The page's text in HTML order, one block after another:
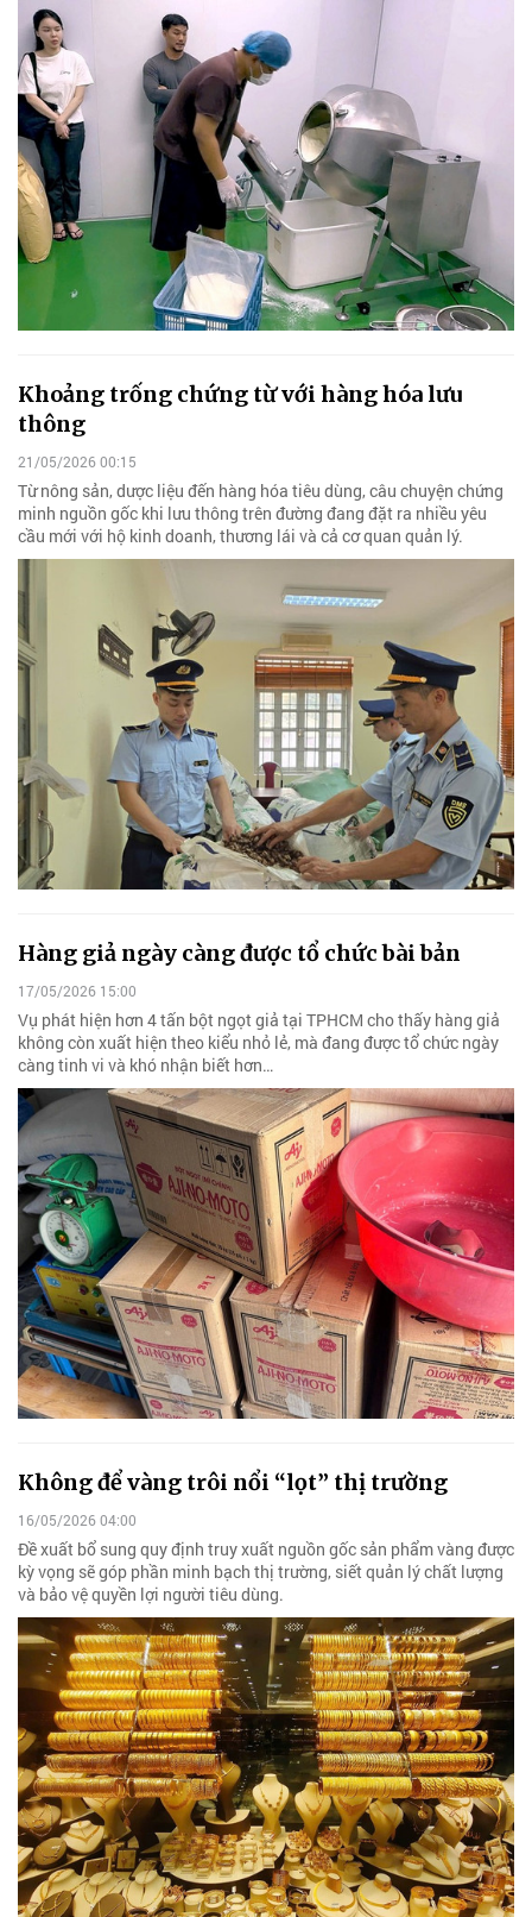
Khoảng trống chứng từ với hàng hóa lưu
thông
21/05/2026 00:15
Từ nông sản, dược liệu đến hàng hóa tiêu dùng, câu chuyện chứng
minh nguồn gốc khi lưu thông trên đường đang đặt ra nhiều yêu
cầu mới với hộ kinh doanh, thương lái và cả cơ quan quản lý.
Hàng giả ngày càng được tổ chức bài bản
17/05/2026 15:00
Vụ phát hiện hơn 4 tấn bột ngọt giả tại TPHCM cho thấy hàng giả
không còn xuất hiện theo kiểu nhỏ lẻ, mà đang được tổ chức ngày
càng tinh vi và khó nhận biết hơn…
Không để vàng trôi nổi “lọt” thị trường
16/05/2026 04:00
Đề xuất bổ sung quy định truy xuất nguồn gốc sản phẩm vàng được
kỳ vọng sẽ góp phần minh bạch thị trường, siết quản lý chất lượng
và bảo vệ quyền lợi người tiêu dùng.